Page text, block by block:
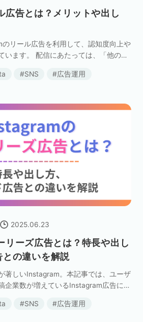
告とは？メリットや出し
リール広告を利用して、認知度向上や
います。 配信にあたっては、「他の配
きたいところです。 […]
SNS 広告運用
2025.06.23
ーズ広告とは？特長や出し
の違いを解説
著しいInstagram。本記事では、ユーザ
企業数が増えているInstagram広告につ
SNS 広告運用